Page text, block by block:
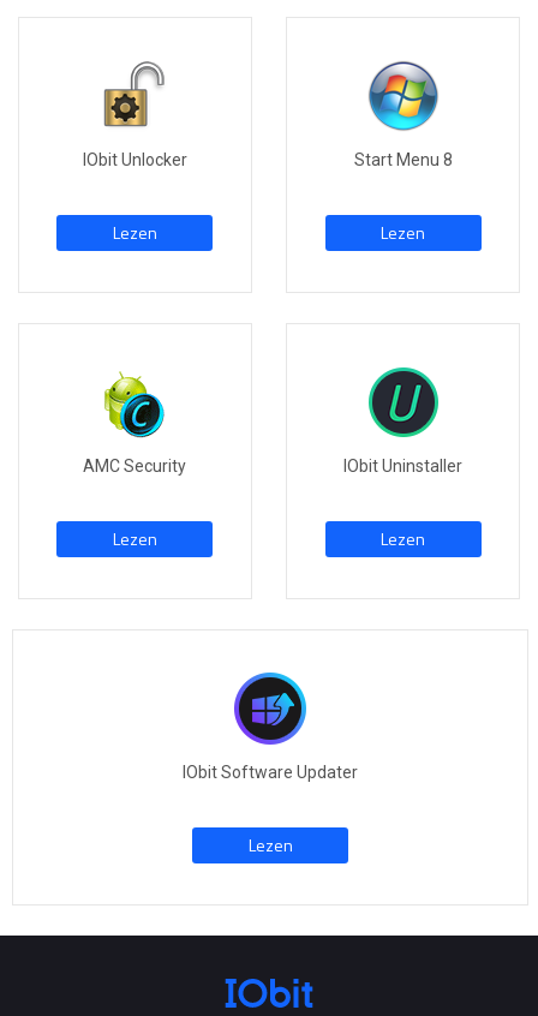
IObit Unlocker
Lezen
Start Menu 8
Lezen
AMC Security
Lezen
IObit Uninstaller
Lezen
IObit Software Updater
Lezen